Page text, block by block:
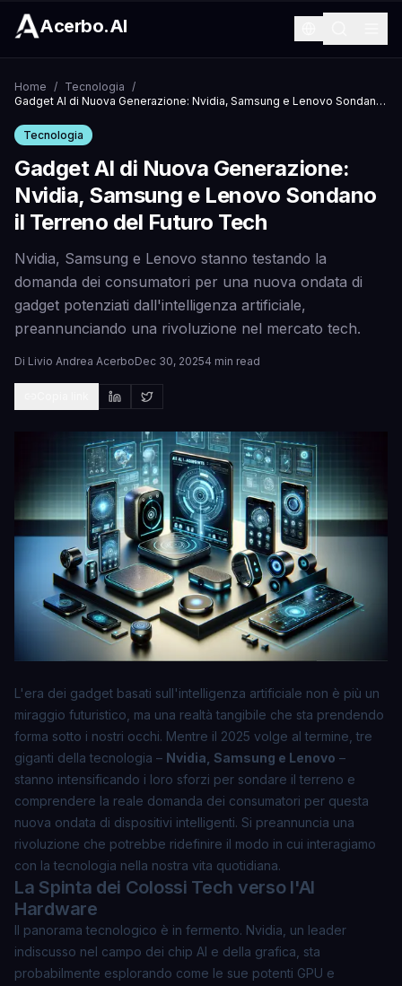
Acerbo.AI
Home / Tecnologia /
Gadget AI di Nuova Generazione: Nvidia, Samsung e Lenovo Sondano il Terreno del Futuro Tech
Tecnologia
Gadget AI di Nuova Generazione:
Nvidia, Samsung e Lenovo Sondano
il Terreno del Futuro Tech
Nvidia, Samsung e Lenovo stanno testando la
domanda dei consumatori per una nuova ondata di
gadget potenziati dall'intelligenza artificiale,
preannunciando una rivoluzione nel mercato tech.
Di Livio Andrea AcerboDec 30, 20254 min read
L'era dei gadget basati sull'intelligenza artificiale non è più un
miraggio futuristico, ma una realtà tangibile che sta prendendo
forma sotto i nostri occhi. Mentre il 2025 volge al termine, tre
giganti della tecnologia – Nvidia, Samsung e Lenovo –
stanno intensificando i loro sforzi per sondare il terreno e
comprendere la reale domanda dei consumatori per questa
nuova ondata di dispositivi intelligenti. Si preannuncia una
rivoluzione che potrebbe ridefinire il modo in cui interagiamo
con la tecnologia nella nostra vita quotidiana.
La Spinta dei Colossi Tech verso l'AI
Hardware
Il panorama tecnologico è in fermento. Nvidia, un leader
indiscusso nel campo dei chip AI e della grafica, sta
probabilmente esplorando come le sue potenti GPU e